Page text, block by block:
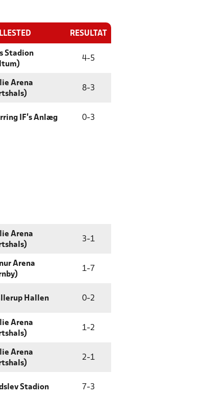
RESULTAT
Stadion
4-5
Arena
8-3
IF's Anlæg 0-3
Arena
3-1
Arena
1- 7
Hallen 0-2
Arena
1-2
Arena
2-1
Stadion 7 -3